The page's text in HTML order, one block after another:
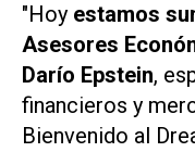
"Hoy estamos
Asesores
Darío Epstein,
financieros y
Bienvenido al